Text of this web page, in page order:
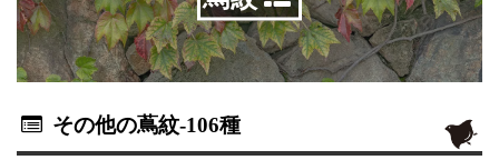
その他の蔦紋-106種